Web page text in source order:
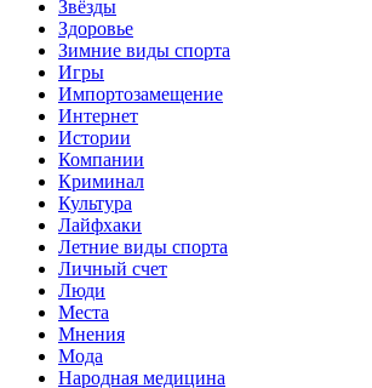
Звёзды
Здоровье
Зимние виды спорта
Игры
Импортозамещение
Интернет
Истории
Компании
Криминал
Культура
Лайфхаки
Летние виды спорта
Личный счет
Люди
Места
Мнения
Мода
Народная медицина